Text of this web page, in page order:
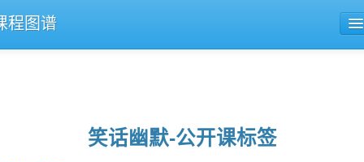
程图谱
笑话幽默-公开课标签